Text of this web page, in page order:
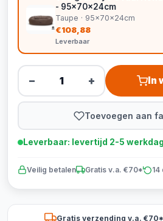
- 95x70x24cm
Taupe · 95x70x24cm
€108,88
Leverbaar
− + In
Toevoegen aan
Leverbaar: levertijd 2-5
Veilig betalen Gratis v.a. €70*
Gratis verzending v.a. €70*